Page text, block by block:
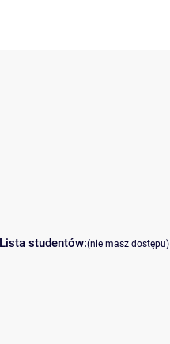
Lista studentów:(nie masz dostępu)